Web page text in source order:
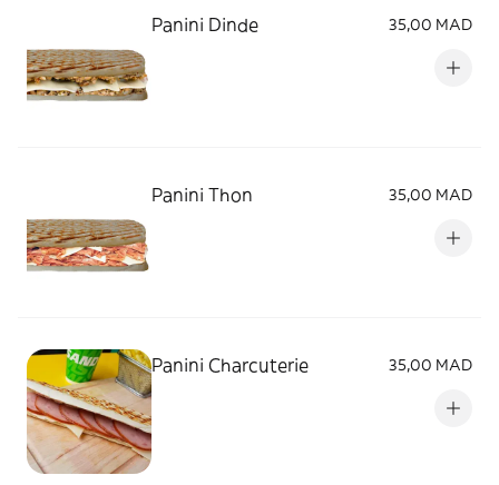
Panini Dinde 35,00 MAD
Panini Thon 35,00 MAD
Panini Charcuterie 35,00 MAD